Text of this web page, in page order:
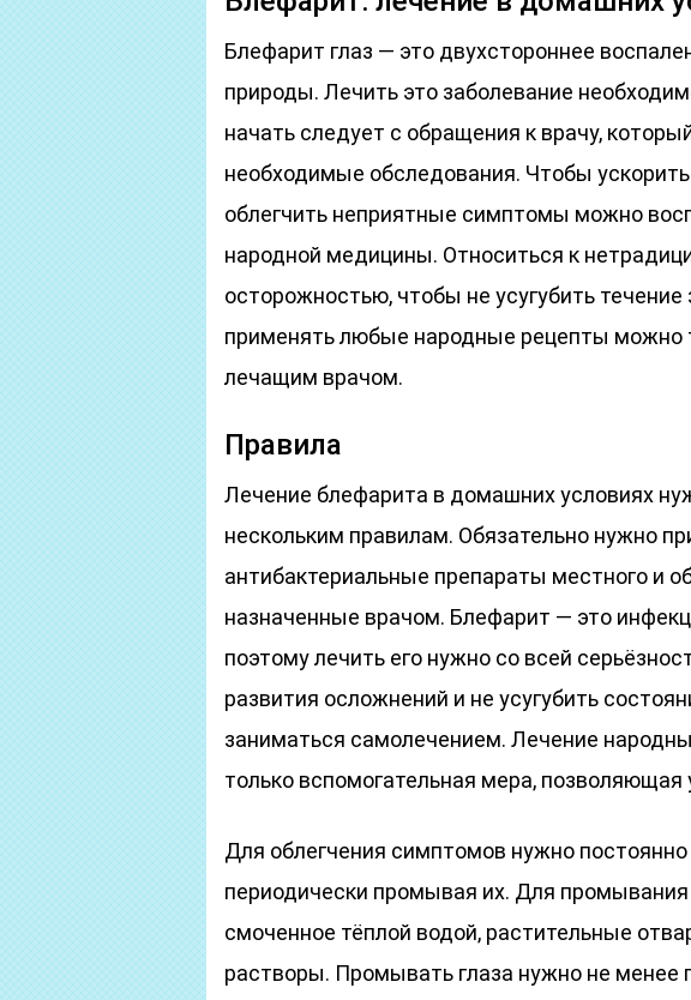
Блефарит глаз — это двухстороннее
природы. Лечить это заболевание
начать следует с обращения к врачу,
необходимые обследования. Чтобы
облегчить неприятные симптомы можно
народной медицины. Относиться к
осторожностью, чтобы не усугубить течение
применять любые народные рецепты можно
лечащим врачом.
Правила
Лечение блефарита в домашних условиях
нескольким правилам. Обязательно нужно
антибактериальные препараты местного и
назначенные врачом. Блефарит — это
поэтому лечить его нужно со всей
развития осложнений и не усугубить
заниматься самолечением. Лечение
только вспомогательная мера,
Для облегчения симптомов нужно постоянно
периодически промывая их. Для промывания
смоченное тёплой водой, растительные
растворы. Промывать глаза нужно не менее